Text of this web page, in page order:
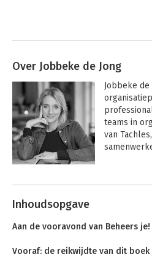
Over Jobbeke de Jong
Jobbeke de
teams in
van
teams en
Andere boeken
Jong
Inhoudsopgave
Aan de vooravond van Beheers je!
Vooraf: de reikwijdte van dit boek